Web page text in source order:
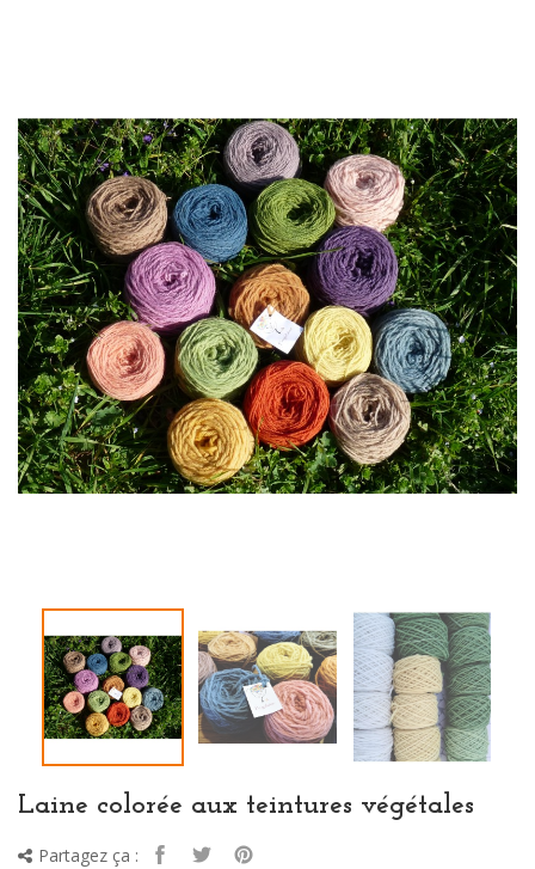
Laine colorée aux teintures végétales
Partagez ça :